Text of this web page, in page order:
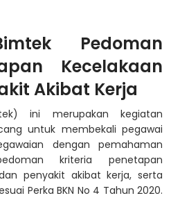
Pedoman
Kecelakaan
Akibat Kerja
ini merupakan kegiatan
untuk membekali pegawai
dengan pemahaman
kriteria penetapan
penyakit akibat kerja, serta
Perka BKN No 4 Tahun 2020.